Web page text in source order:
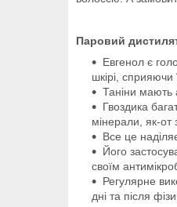
Паровий
Евгенол є
шкірі, сприяючи
Таніни мають
Гвоздика
мінерали, як-от
Все це
Його
своїм
Регулярне
дні та після